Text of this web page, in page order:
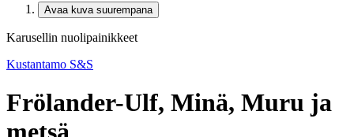
Avaa kuva suurempana
Karusellin nuolipainikkeet
Kustantamo S&S
Frölander-Ulf, Minä, Muru ja